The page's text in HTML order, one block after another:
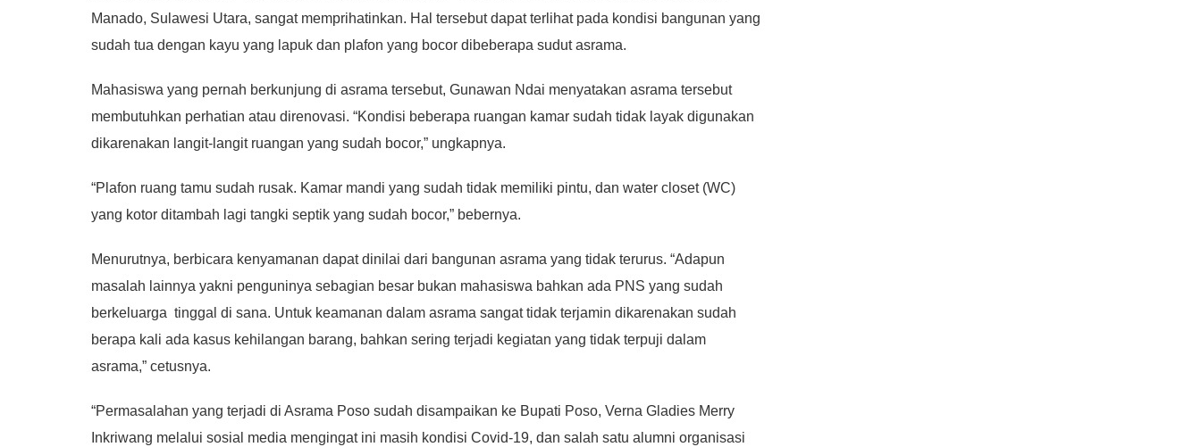
Manado, Sulawesi Utara, sangat memprihatinkan. Hal tersebut dapat terlihat pada kondisi bangunan yang
sudah tua dengan kayu yang lapuk dan plafon yang bocor dibeberapa sudut asrama.
Mahasiswa yang pernah berkunjung di asrama tersebut, Gunawan Ndai menyatakan asrama tersebut
membutuhkan perhatian atau direnovasi. “Kondisi beberapa ruangan kamar sudah tidak layak digunakan
dikarenakan langit-langit ruangan yang sudah bocor,” ungkapnya.
“Plafon ruang tamu sudah rusak. Kamar mandi yang sudah tidak memiliki pintu, dan water closet (WC)
yang kotor ditambah lagi tangki septik yang sudah bocor,” bebernya.
Menurutnya, berbicara kenyamanan dapat dinilai dari bangunan asrama yang tidak terurus. “Adapun
masalah lainnya yakni penguninya sebagian besar bukan mahasiswa bahkan ada PNS yang sudah
berkeluarga tinggal di sana. Untuk keamanan dalam asrama sangat tidak terjamin dikarenakan sudah
berapa kali ada kasus kehilangan barang, bahkan sering terjadi kegiatan yang tidak terpuji dalam
asrama,” cetusnya.
“Permasalahan yang terjadi di Asrama Poso sudah disampaikan ke Bupati Poso, Verna Gladies Merry
Inkriwang melalui sosial media mengingat ini masih kondisi Covid-19, dan salah satu alumni organisasi